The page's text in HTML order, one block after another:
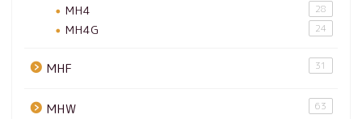
MH4 28
MH4G 24
MHF 31
MHW 63